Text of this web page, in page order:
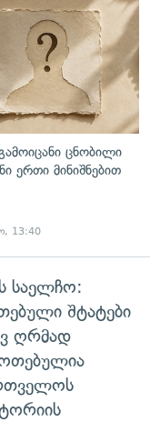
ცნობილი
ერთი მინიშნებით
13:40
საელჩო:
შტატები
ღრმად